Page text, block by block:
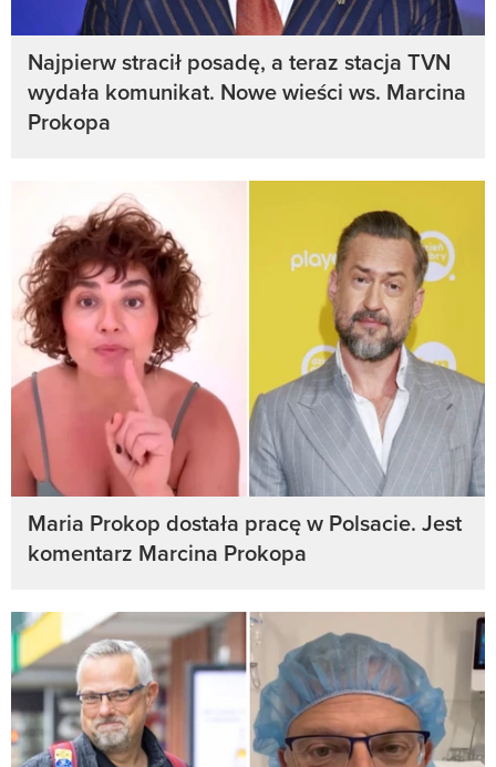
Najpierw stracił posadę, a teraz stacja TVN
wydała komunikat. Nowe wieści ws. Marcina
Prokopa
Maria Prokop dostała pracę w Polsacie. Jest
komentarz Marcina Prokopa